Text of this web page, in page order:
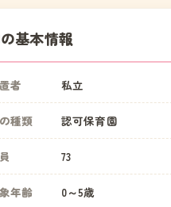
基本情報
者 私立
種類 認可保育園
73
年齢 0～5歳